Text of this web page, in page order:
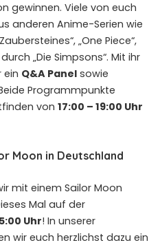
gewinnen. Viele von euch
anderen Anime-Serien wie
„One Piece“,
„Die Simpsons“. Mit ihr
ein Q&A Panel sowie
Programmpunkte
von 17:00 – 19:00 Uhr
Moon in Deutschland
mit einem Sailor Moon
Mal auf der
Uhr! In unserer
wir euch herzlichst dazu ein